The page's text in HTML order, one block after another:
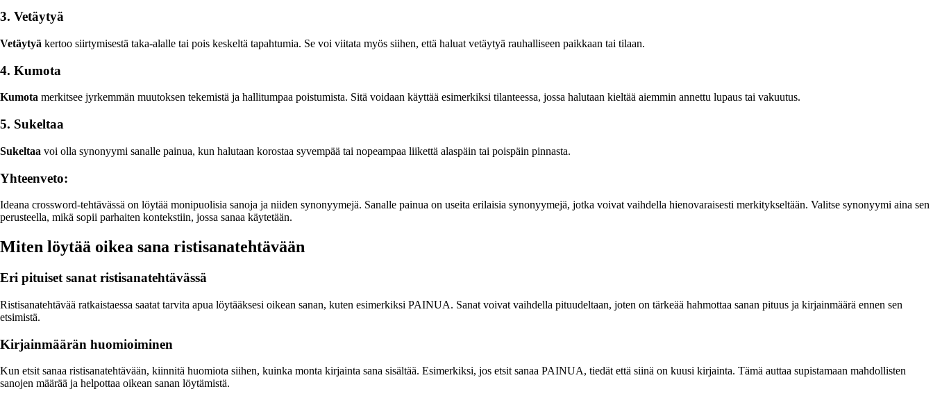
3. Vetäytyä
Vetäytyä kertoo siirtymisestä taka-alalle tai pois keskeltä tapahtumia. Se voi viitata myös siihen, että haluat vetäytyä rauhalliseen paikkaan tai tilaan.
4. Kumota
Kumota merkitsee jyrkemmän muutoksen tekemistä ja hallitumpaa poistumista. Sitä voidaan käyttää esimerkiksi tilanteessa, jossa halutaan kieltää aiemmin annettu lupaus tai vakuutus.
5. Sukeltaa
Sukeltaa voi olla synonyymi sanalle painua, kun halutaan korostaa syvempää tai nopeampaa liikettä alaspäin tai poispäin pinnasta.
Yhteenveto:
Ideana crossword-tehtävässä on löytää monipuolisia sanoja ja niiden synonyymejä. Sanalle painua on useita erilaisia synonyymejä, jotka voivat vaihdella hienovaraisesti merkitykseltään. Valitse synonyymi aina sen
perusteella, mikä sopii parhaiten kontekstiin, jossa sanaa käytetään.
Miten löytää oikea sana ristisanatehtävään
Eri pituiset sanat ristisanatehtävässä
Ristisanatehtävää ratkaistaessa saatat tarvita apua löytääksesi oikean sanan, kuten esimerkiksi PAINUA. Sanat voivat vaihdella pituudeltaan, joten on tärkeää hahmottaa sanan pituus ja kirjainmäärä ennen sen
etsimistä.
Kirjainmäärän huomioiminen
Kun etsit sanaa ristisanatehtävään, kiinnitä huomiota siihen, kuinka monta kirjainta sana sisältää. Esimerkiksi, jos etsit sanaa PAINUA, tiedät että siinä on kuusi kirjainta. Tämä auttaa supistamaan mahdollisten
sanojen määrää ja helpottaa oikean sanan löytämistä.